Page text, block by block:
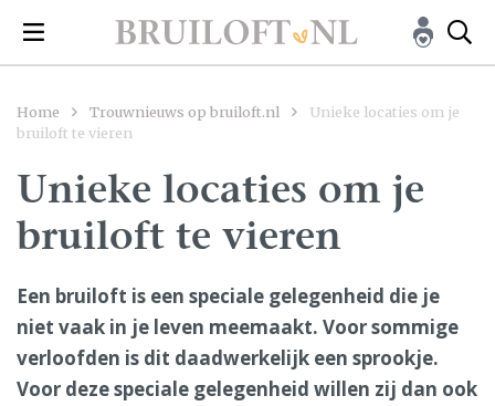
Home Trouwnieuws op bruiloft.nl
Unieke locaties om je
bruiloft te vieren
Unieke locaties om je
bruiloft te vieren
Een bruiloft is een speciale gelegenheid die je
niet vaak in je leven meemaakt. Voor sommige
verloofden is dit daadwerkelijk een sprookje.
Voor deze speciale gelegenheid willen zij dan ook